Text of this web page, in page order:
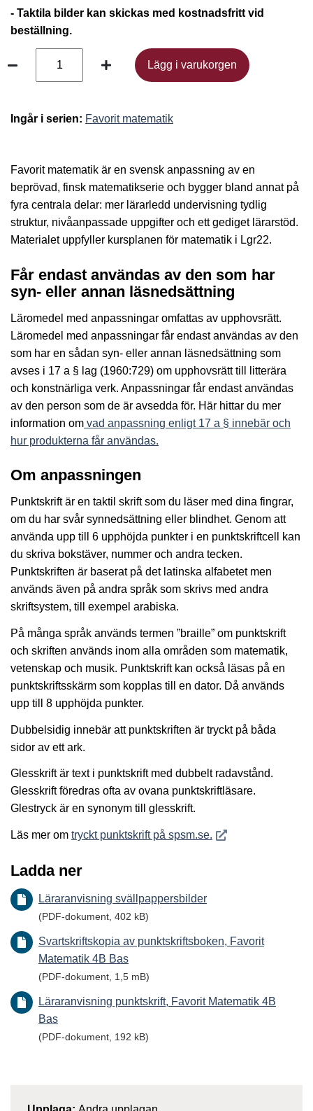
- Taktila bilder kan skickas med kostnadsfritt vid
beställning.
Lägg i varukorgen
Lägg i varukorgen
Ingår i serien: Favorit matematik
Favorit matematik är en svensk anpassning av en
beprövad, finsk matematikserie och bygger bland annat på
fyra centrala delar: mer lärarledd undervisning tydlig
struktur, nivåanpassade uppgifter och ett gediget lärarstöd.
Materialet uppfyller kursplanen för matematik i Lgr22.
Får endast användas av den som har
syn- eller annan läsnedsättning
Läromedel med anpassningar omfattas av upphovsrätt.
Läromedel med anpassningar får endast användas av den
som har en sådan syn- eller annan läsnedsättning som
avses i 17 a § lag (1960:729) om upphovsrätt till litterära
och konstnärliga verk. Anpassningar får endast användas
av den person som de är avsedda för. Här hittar du mer
information om vad anpassning enligt 17 a § innebär och
hur produkterna får användas.
Om anpassningen
Punktskrift är en taktil skrift som du läser med dina fingrar,
om du har svår synnedsättning eller blindhet. Genom att
använda upp till 6 upphöjda punkter i en punktskriftcell kan
du skriva bokstäver, nummer och andra tecken.
Punktskriften är baserat på det latinska alfabetet men
används även på andra språk som skrivs med andra
skriftsystem, till exempel arabiska.
På många språk används termen ”braille” om punktskrift
och skriften används inom alla områden som matematik,
vetenskap och musik. Punktskrift kan också läsas på en
punktskriftsskärm som kopplas till en dator. Då används
upp till 8 upphöjda punkter.
Dubbelsidig innebär att punktskriften är tryckt på båda
sidor av ett ark.
Glesskrift är text i punktskrift med dubbelt radavstånd.
Glesskrift föredras ofta av ovana punktskriftläsare.
Glestryck är en synonym till glesskrift.
Läs mer om tryckt punktskrift på spsm.se. Öppnas i nytt fönster
Ladda ner
Läraranvisning svällpappersbilder
(PDF-dokument, 402 kB)
Svartskriftskopia av punktskriftsboken, Favorit
Matematik 4B Bas
(PDF-dokument, 1,5 mB)
Läraranvisning punktskrift, Favorit Matematik 4B
Bas
(PDF-dokument, 192 kB)